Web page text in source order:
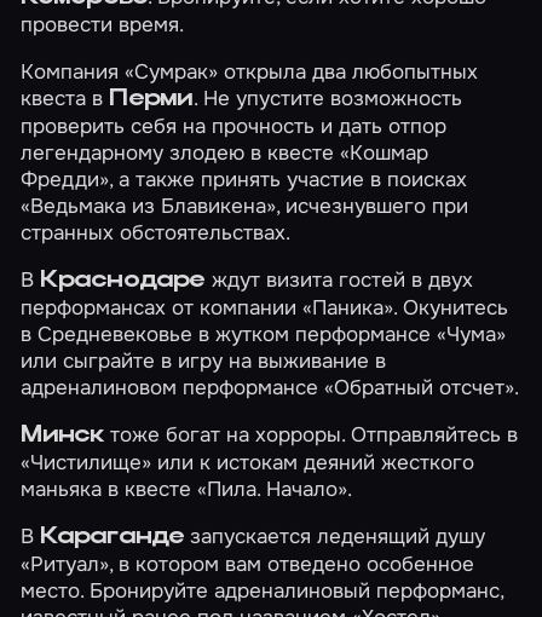
провести время.
Компания «Сумрак» открыла два любопытных
квеста в Перми. Не упустите возможность
проверить себя на прочность и дать отпор
легендарному злодею в квесте«Кошмар
Фредди», а также принять участие в поисках
«Ведьмака из Блавикена», исчезнувшего при
странных обстоятельствах.
В Краснодаре ждут визита гостей в двух
перформансах от компании «Паника». Окунитесь
в Средневековье в жутком перформансе«Чума»
или сыграйте в игру на выживание в
адреналиновом перформансе«Обратный отсчет».
Минсктоже богат на хорроры. Отправляйтесь в
«Чистилище» или к истокам деяний жесткого
маньяка в квесте«Пила. Начало».
В Караганде запускается леденящий душу
«Ритуал», в котором вам отведено особенное
место. Бронируйте адреналиновый перформанс,